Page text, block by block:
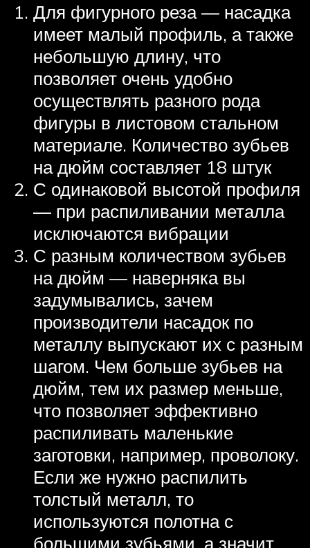
Для фигурного реза — насадка
имеет малый профиль, а также
небольшую длину, что
позволяет очень удобно
осуществлять разного рода
фигуры в листовом стальном
материале. Количество зубьев
на дюйм составляет 18 штук
С одинаковой высотой профиля
— при распиливании металла
исключаются вибрации
С разным количеством зубьев
на дюйм — наверняка вы
задумывались, зачем
производители насадок по
металлу выпускают их с разным
шагом. Чем больше зубьев на
дюйм, тем их размер меньше,
что позволяет эффективно
распиливать маленькие
заготовки, например, проволоку.
Если же нужно распилить
толстый металл, то
используются полотна с
большими зубьями, а значит